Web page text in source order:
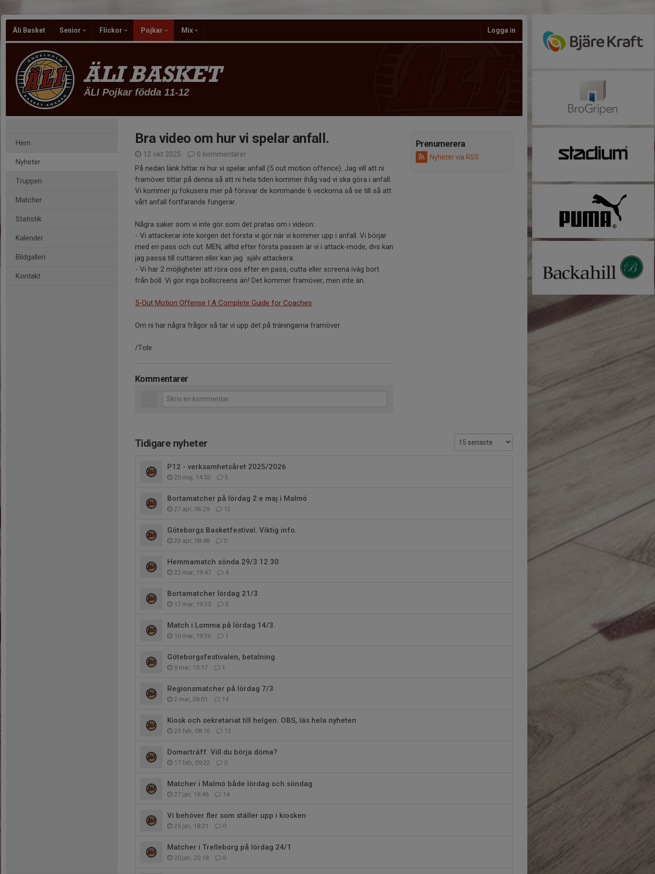
Äli Basket Senior Flickor Pojkar Mix Logga in
ÄLI BASKET
ÄLI Pojkar födda 11-12
Hem
Nyheter
Truppen
Matcher
Statistik
Kalender
Bildgalleri
Kontakt
Prenumerera
Nyheter via RSS
Bra video om hur vi spelar anfall.
12 okt 2025
0 kommentarer
På nedan länk hittar ni hur vi spelar anfall (5 out motion offence). Jag vill att ni
framöver tittar på denna så att ni hela tiden kommer ihåg vad vi ska göra i anfall.
Vi kommer ju fokusera mer på försvar de kommande 6 veckorna så se till så att
vårt anfall fortfarande fungerar.
Några saker som vi inte gör som det pratas om i videon:
- Vi attackerar inte korgen det första vi gör när vi kommer upp i anfall. Vi börjar
med en pass och cut. MEN, alltid efter första passen är vi i attack-mode, dvs kan
jag passa till cuttaren eller kan jag själv attackera.
- Vi har 2 möjligheter att röra oss efter en pass, cutta eller screena iväg bort
från boll. Vi gör inga bollscreens än! Det kommer framöver, men inte än.
5-Out Motion Offense | A Complete Guide for Coaches
Om ni har några frågor så tar vi upp det på träningarna framöver.
/Tole
Kommentarer
Tidigare nyheter
P12 - verksamhetsåret 2025/2026
20 maj, 14:53 3
Bortamatcher på lördag 2:e maj i Malmö
27 apr, 06:29 12
Göteborgs Basketfestival. Viktig info.
23 apr, 08:48 0
Hemmamatch sönda 29/3 12.30
22 mar, 19:47 4
Bortamatcher lördag 21/3.
17 mar, 19:25 5
Match i Lomma på lördag 14/3.
10 mar, 19:36 1
Göteborgsfestivalen, betalning.
9 mar, 15:17 1
Regionsmatcher på lördag 7/3
2 mar, 09:01 14
Kiosk och sekretariat till helgen. OBS, läs hela nyheten
25 feb, 08:16 13
Domarträff. Vill du börja döma?
17 feb, 09:22 0
Matcher i Malmö både lördag och söndag
27 jan, 19:46 14
Vi behöver fler som ställer upp i kiosken
25 jan, 18:21 0
Matcher i Trelleborg på lördag 24/1
20 jan, 20:18 6